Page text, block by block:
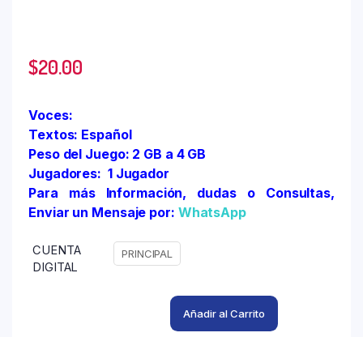
$20.00
Voces:
Textos: Español
Peso del Juego: 2 GB a 4 GB
Jugadores: 1 Jugador
Para más Información, dudas o Consultas,
Enviar un Mensaje por: WhatsApp
CUENTA
DIGITAL
PRINCIPAL
Añadir al Carrito